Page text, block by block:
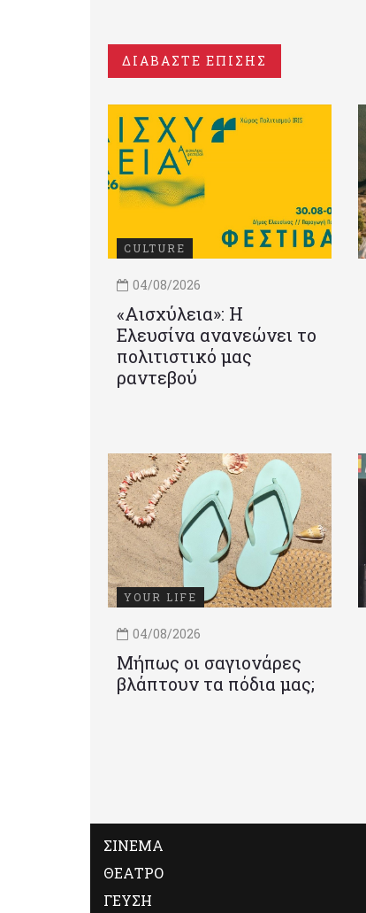
ΔΙΑΒΑΣΤΕ ΕΠΙΣΗΣ
CULTURE
04/08/2026
«Αισχύλεια»: Η
Ελευσίνα ανανεώνει το
πολιτιστικό μας
ραντεβού
YOUR LIFE
04/08/2026
Μήπως οι σαγιονάρες
βλάπτουν τα πόδια μας;
ΣΙΝΕΜΑ
ΘΕΑΤΡΟ
ΓΕΥΣΗ